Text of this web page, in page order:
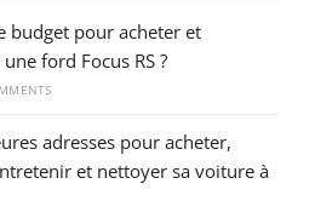
budget pour acheter et
ford Focus RS ?
adresses pour acheter,
et nettoyer sa voiture à